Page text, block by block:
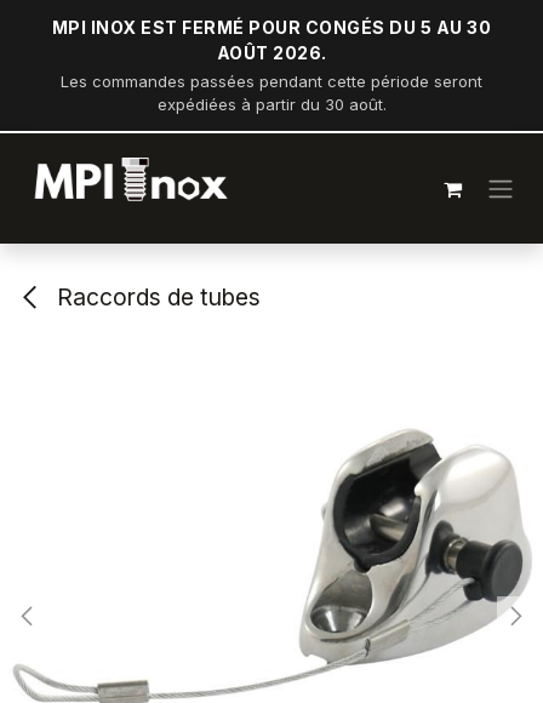
Se rendre au contenu
MPI INOX EST FERMÉ POUR CONGÉS DU 5 AU 30
AOÛT 2026.
Les commandes passées pendant cette période seront
expédiées à partir du 30 août.
Raccords de tubes